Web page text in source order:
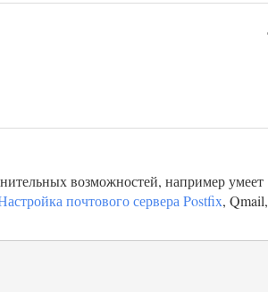
возможностей, например умеет
почтового сервера Postfix, Qmail,